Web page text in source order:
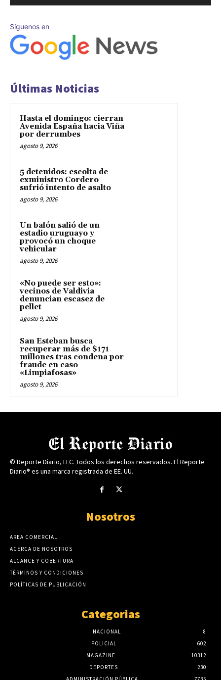
Síguenos en
Últimas Noticias
Hasta el domingo: cierran
Avenida España hacia Viña
por derrumbes
agosto 9, 2026
5 detenidos: escolta de
exministro Cordero
sufrió intento de asalto
agosto 9, 2026
Un balón salió de un
estadio uruguayo y
provocó un choque
vehicular
agosto 9, 2026
«No puede ser esto»:
vecinos de Valdivia
denuncian escasez de
pellet
agosto 9, 2026
San Esteban busca
recuperar más de $171
millones tras condena por
fraude en caso
«Limpiafosas»
agosto 9, 2026
© Reporte Diario, LLC. Todos los derechos reservados. El Reporte
Diario® es una marca registrada de EE. UU.
Nosotros
AREA COMERCIAL
ACERCA DE NOSOTROS
ALCANCE Y COBERTURA
TÉRMINOS Y CONDICIONES
POLÍTICAS DE PUBLICACIÓN
Categorias
NACIONAL
8
POLICIAL
602
MAGAZINE
10312
DEPORTES
230